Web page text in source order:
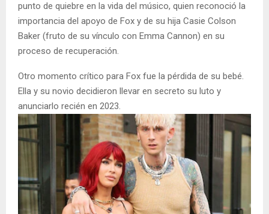
punto de quiebre en la vida del músico, quien reconoció la
importancia del apoyo de Fox y de su hija Casie Colson
Baker (fruto de su vínculo con Emma Cannon) en su
proceso de recuperación.
Otro momento crítico para Fox fue la pérdida de su bebé.
Ella y su novio decidieron llevar en secreto su luto y
anunciarlo recién en 2023.